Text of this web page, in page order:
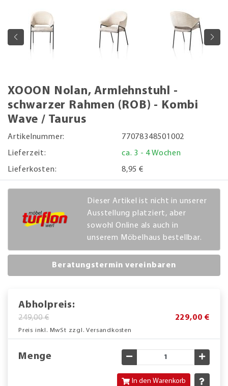
XOOON Nolan, Armlehnstuhl -
schwarzer Rahmen (ROB) - Kombi
Wave / Taurus
Artikelnummer:
77078348501002
Lieferzeit:
ca. 3 - 4 Wochen
Lieferkosten:
8,95 €
Dieser Artikel ist nicht in unserer
Ausstellung platziert, aber
sowohl Online als auch in
unserem Möbelhaus bestellbar.
Beratungstermin vereinbaren
Abholpreis:
249,00 € 229,00 €
Preis inkl. MwSt zzgl. Versandkosten
Menge Gewünschte Menge
In den Warenkorb